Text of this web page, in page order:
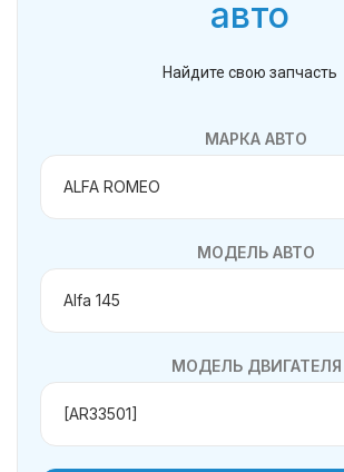
авто
Найдите свою запчасть
МАРКА АВТО
МОДЕЛЬ АВТО
МОДЕЛЬ ДВИГАТЕЛЯ